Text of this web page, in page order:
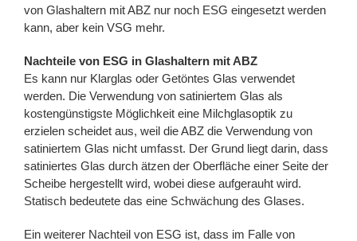
von Glashaltern mit ABZ nur noch ESG eingesetzt werden
kann, aber kein VSG mehr.
Nachteile von ESG in Glashaltern mit ABZ
Es kann nur Klarglas oder Getöntes Glas verwendet
werden. Die Verwendung von satiniertem Glas als
kostengünstigste Möglichkeit eine Milchglasoptik zu
erzielen scheidet aus, weil die ABZ die Verwendung von
satiniertem Glas nicht umfasst. Der Grund liegt darin, dass
satiniertes Glas durch ätzen der Oberfläche einer Seite der
Scheibe hergestellt wird, wobei diese aufgerauht wird.
Statisch bedeutete das eine Schwächung des Glases.
Ein weiterer Nachteil von ESG ist, dass im Falle von